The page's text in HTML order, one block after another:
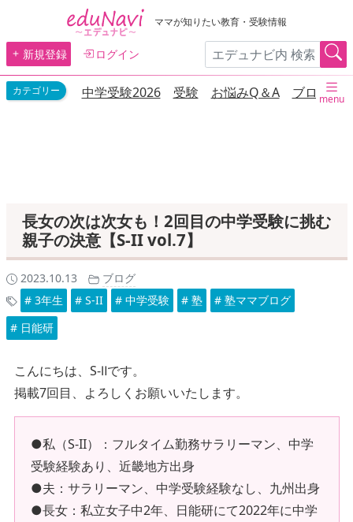
ママが知りたい教育・受験情報
新規登録 ログイン
中学受験2026 受験 お悩みQ＆A ブログmenu
長女の次は次女も！2回目の中学受験に挑む
親子の決意【S-II vol.7】
2023.10.13
ブログ
# 3年生
# S-II # 中学受験 # 塾
# 塾ママブログ
# 日能研
こんにちは、S-Ⅱです。
掲載7回目、よろしくお願いいたします。
●私（S-II）：フルタイム勤務サラリーマン、中学
受験経験あり、近畿地方出身
●夫：サラリーマン、中学受験経験なし、九州出身
●長女：私立女子中2年、日能研にて2022年に中学